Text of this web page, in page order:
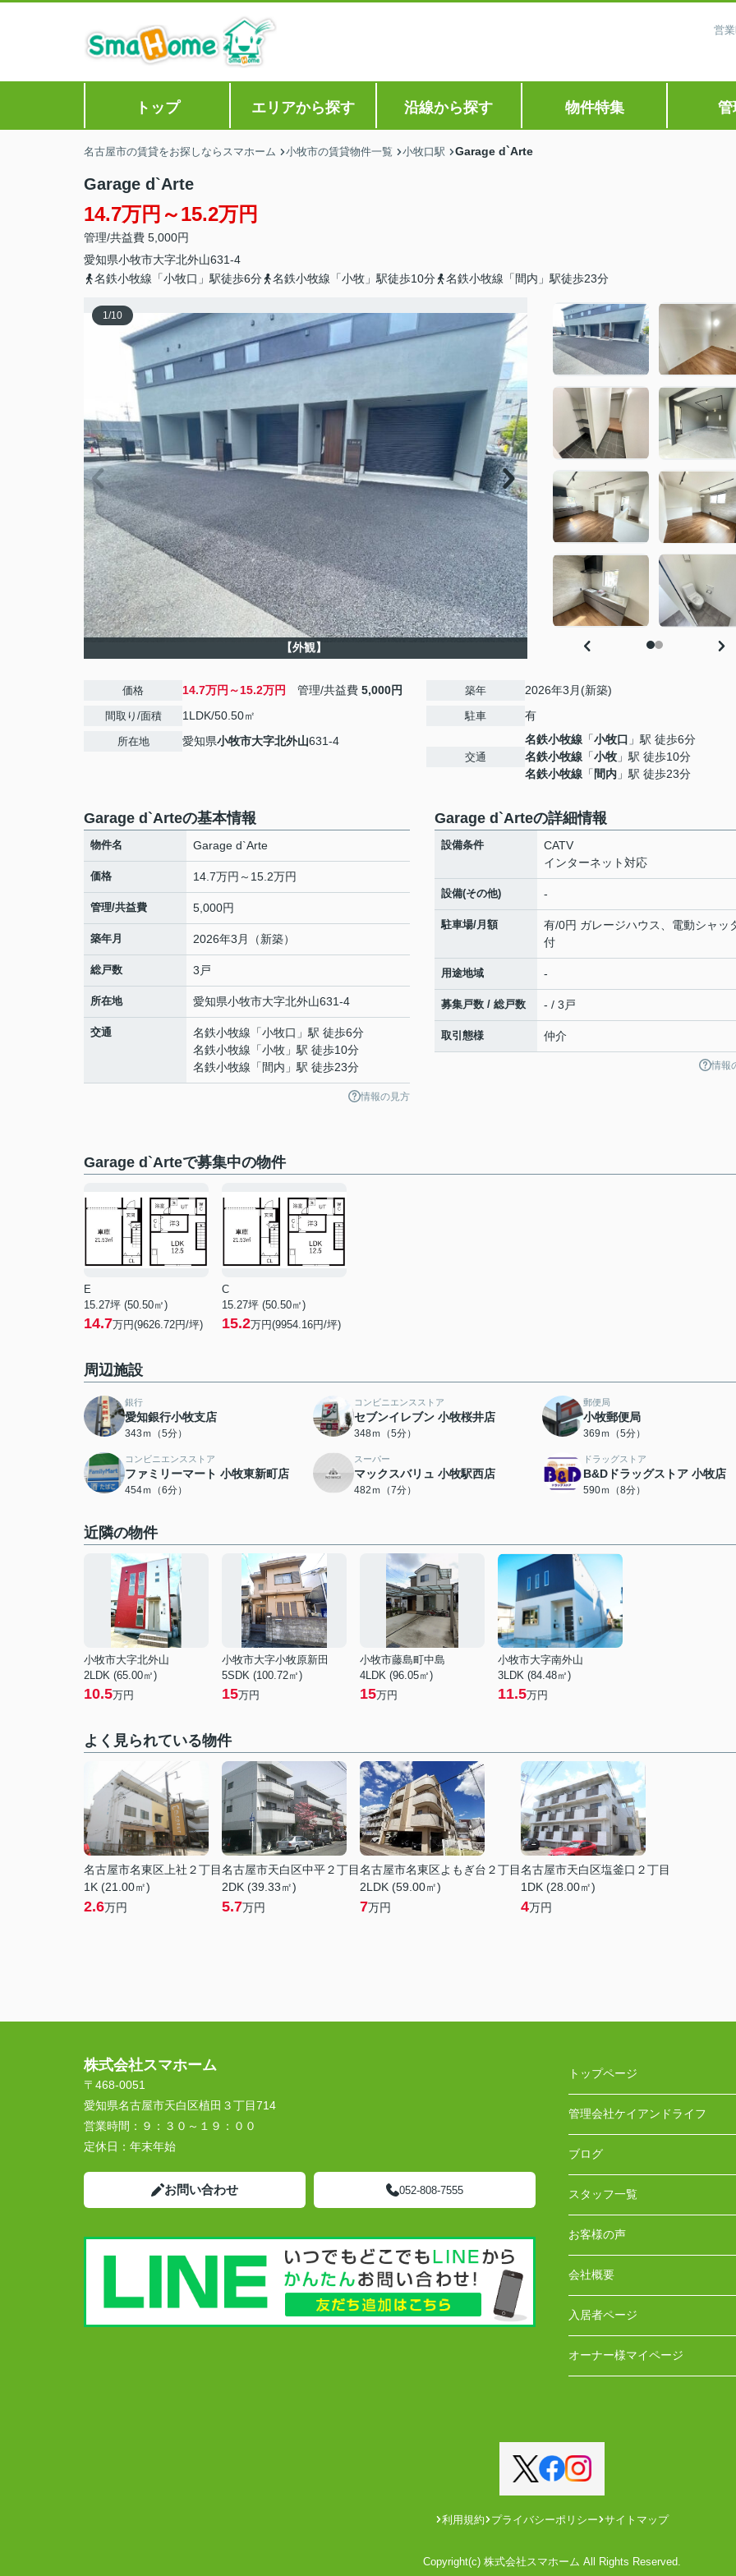
営
トップ エリアから探す 沿線から探す 物件特集 管
名古屋市の賃貸をお探しならスマホーム 小牧市の賃貸物件一覧 小牧口駅 Garage d`Arte
Garage d`Arte
14.7万円～15.2万円
管理/共益費 5,000円
愛知県小牧市大字北外山631-4
名鉄小牧線「小牧口」駅徒歩6分
名鉄小牧線「小牧」駅徒歩10分 名鉄小牧線「間内」駅徒歩23分
1/10
【外観】
価格 14.7万円～15.2万円 管理/共益費 5,000円
間取り/面積 1LDK/50.50㎡
所在地 愛知県小牧市大字北外山631-4
築年 2026年3月(新築)
駐車 有
交通
名鉄小牧線 「小牧口 」駅 徒歩6分
名鉄小牧線 「小牧 」駅 徒歩10分
名鉄小牧線 「 間内 」駅 徒歩23分
Garage d`Arteの基本情報
物件名 Garage d`Arte
価格 14.7万円～15.2万円
管理/共益費 5,000円
築年月 2026年3月（新築）
総戸数 3戸
所在地 愛知県小牧市大字北外山631-4
交通 名鉄小牧線 「小牧口 」駅 徒歩6分
名鉄小牧線 「小牧 」駅 徒歩10分
名鉄小牧線 「 間内 」駅 徒歩23分
情報の見方
Garage d`Arteの詳細情報
設備条件
CATV
インターネット対応
設備(その他) -
駐車場/月額
有/0円 ガレージハウス、電動シャッ
付
用途地域 -
募集戸数 / 総戸数 - / 3戸
取引態様 仲介
情報
Garage d`Arteで募集中の物件
E
15.27坪 (50.50㎡)
14.7万円(9626.72円/坪)
C
15.27坪 (50.50㎡)
15.2万円(9954.16円/坪)
周辺施設
銀行
愛知銀行小牧支店
343ｍ（5分）
コンビニエンスストア
セブンイレブン 小牧桜井店
348ｍ（5分）
郵便局
小牧郵便局
369ｍ（5分）
コンビニエンスストア
ファミリーマート 小牧東新町店
454ｍ（6分）
スーパー
マックスバリュ 小牧駅西店
482ｍ（7分）
ドラッグストア
B&Dドラッグストア 小牧店
590ｍ（8分）
近隣の物件
小牧市大字北外山
2LDK (65.00㎡)
10.5万円
小牧市大字小牧原新田
5SDK (100.72㎡)
15万円
小牧市藤島町中島
4LDK (96.05㎡)
15万円
小牧市大字南外山
3LDK (84.48㎡)
11.5万円
よく見られている物件
名古屋市名東区上社２丁目
1K (21.00㎡)
2.6万円
名古屋市天白区中平２丁目
2DK (39.33㎡)
5.7万円
名古屋市名東区よもぎ台２丁目
2LDK (59.00㎡)
7万円
名古屋市天白区塩釜口２丁目
1DK (28.00㎡)
4万円
株式会社スマホーム
〒468-0051
愛知県名古屋市天白区植田３丁目714
営業時間： ９：３０～１９：００
定休日： 年末年始
お問い合わせ 052-808-7555
トップページ
管理会社ケイアンドライフ
ブログ
スタッフ一覧
お客様の声
会社概要
入居者ページ
オーナー様マイページ
利用規約 プライバシーポリシー サイトマップ
Copyright(c) 株式会社スマホーム All Rights Reserved.